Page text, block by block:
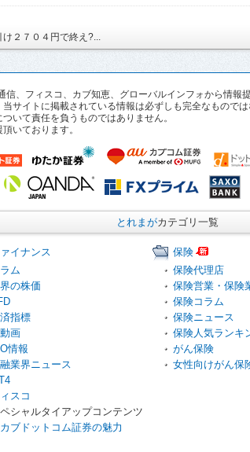
２７０４円で終え?...
、フィスコ、カブ知恵、グローバルインフォから情
サイトに掲載されている情報は必ずしも完全なもので
いて責任を負うものではありません。
いております。
とれまがカテゴリ一覧
イナンス
ム
の株価
指標
動画
情報
業界ニュース
スコ
シャルタイアップコンテンツ
カブドットコム証券の魅力
保険
保険代理店
保険営業・保険
保険コラム
保険ニュース
保険人気ランキ
がん保険
女性向けがん保